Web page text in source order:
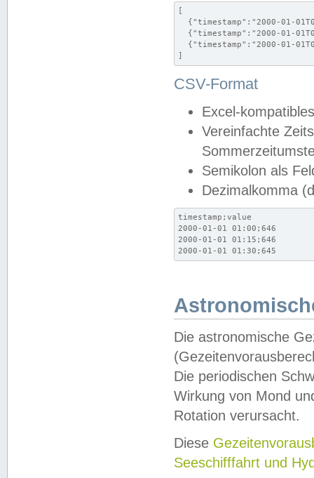
[
{"timestamp":"2000-01-
{"timestamp":"2000-01-
{"timestamp":"2000-01-
]
CSV-Format
Excel-
Vereinfachte
Semikolon als
Dezimalkomma
timestamp;value
2000-01-01 01:00;646
2000-01-01 01:15;646
2000-01-01 01:30;645
Die astronomische
Die periodischen
Wirkung von Mond
Rotation verursacht.
Diese
Seeschifffahrt und